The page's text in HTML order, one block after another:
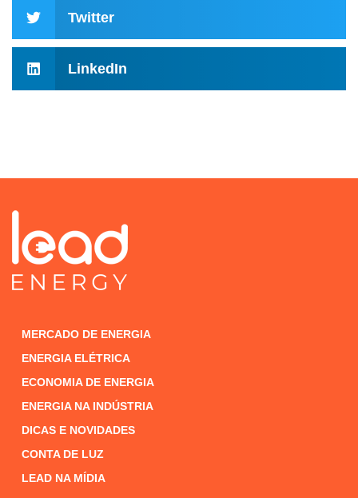
Twitter
LinkedIn
MERCADO DE ENERGIA
ENERGIA ELÉTRICA
ECONOMIA DE ENERGIA
ENERGIA NA INDÚSTRIA
DICAS E NOVIDADES
CONTA DE LUZ
LEAD NA MÍDIA